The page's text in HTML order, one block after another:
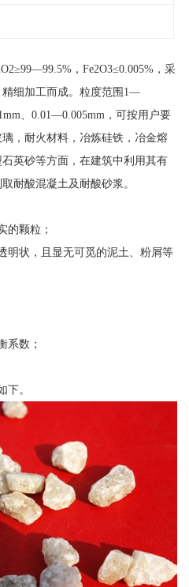
，Fe2O3≤0.005%，采
精细加工而成。粒度范围1—
、0.01—0.005mm，可按用户要
，耐火材料，冶炼硅铁，冶金熔
英砂等方面，在建筑中利用其有
耐酸混凝土及耐酸砂浆。
的颗粒；
明状，且显无可觅的泥土、粉屑等
系数；
下。